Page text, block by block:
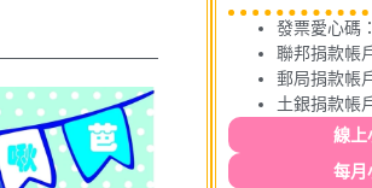
發票愛心碼
聯邦捐款帳
郵局捐款帳
土銀捐款帳
線上
每月